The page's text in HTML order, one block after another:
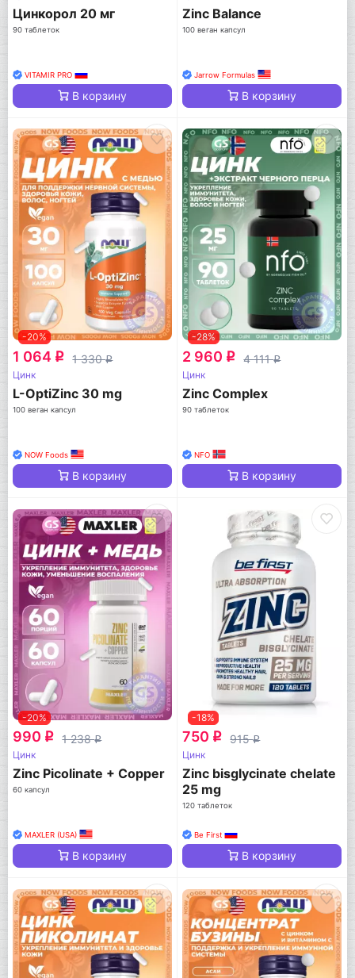
Цинкорол 20 мг
90 таблеток
VITAMIR PRO
В корзину
Zinc Balance
100 веган капсул
Jarrow Formulas
В корзину
-20%
1 064 q 1 330q
Цинк
L-OptiZinc 30 mg
100 веган капсул
NOW Foods
В корзину
-28%
2 960 q 4 111q
Цинк
Zinc Complex
90 таблеток
NFO
В корзину
-20%
990 q 1 238q
Цинк
Zinc Picolinate + Copper
60 капсул
MAXLER (USA)
В корзину
-18%
750 q 915q
Цинк
Zinc bisglycinate chelate
25 mg
120 таблеток
Be First
В корзину